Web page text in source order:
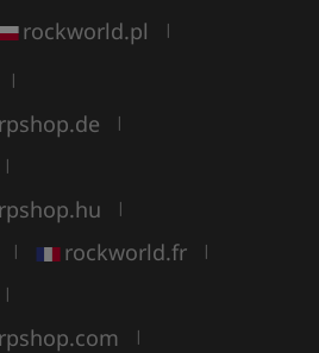
rockworld.pl |
|
|
|
|
| rockworld.fr |
|
|